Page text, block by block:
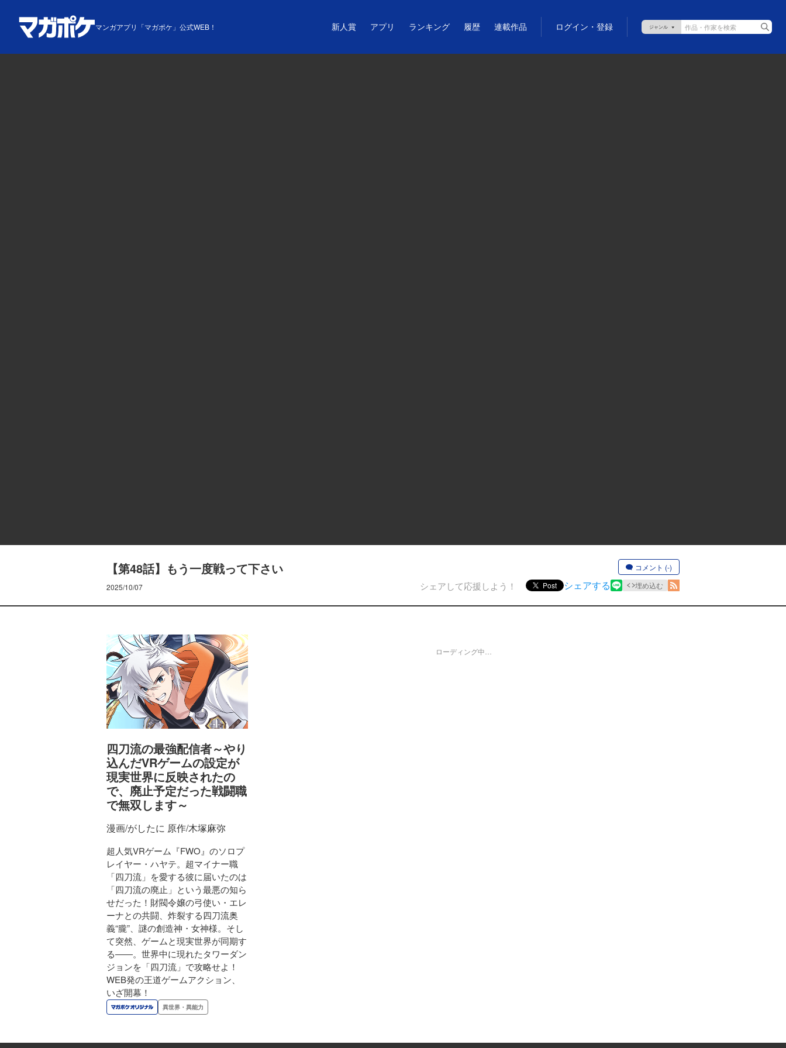
マンガアプリ「マガポケ」公式WEB！ 新人賞 アプリ ランキング 履歴 連載作品 ログイン・登録
【第48話】もう一度戦って下さい
2025/10/07
コメント (-)
シェアして応援しよう！ Post シェアする 埋め込む
四刀流の最強配信者～やり
込んだVRゲームの設定が
現実世界に反映されたの
で、廃止予定だった戦闘職
で無双します～
漫画/がしたに 原作/木塚麻弥
超人気VRゲーム『FWO』のソロプ
レイヤー・ハヤテ。超マイナー職
「四刀流」を愛する彼に届いたのは
「四刀流の廃止」という最悪の知ら
せだった！財閥令嬢の弓使い・エレ
ーナとの共闘、炸裂する四刀流奥
義“朧”、謎の創造神・女神様。そし
て突然、ゲームと現実世界が同期す
る――。世界中に現れたタワーダン
ジョンを「四刀流」で攻略せよ！
WEB発の王道ゲームアクション、
いざ開幕！
異世界・異能力
ローディング中…